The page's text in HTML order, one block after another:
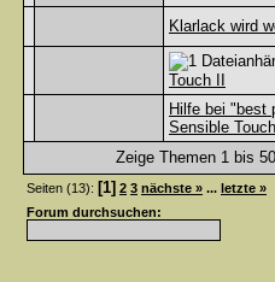
Klarlack wird
Touch II
Hilfe bei "best
Sensible
Zeige Themen 1 bis
Seiten (13): [1] 2 3 nächste » ... letzte »
Forum durchsuchen: